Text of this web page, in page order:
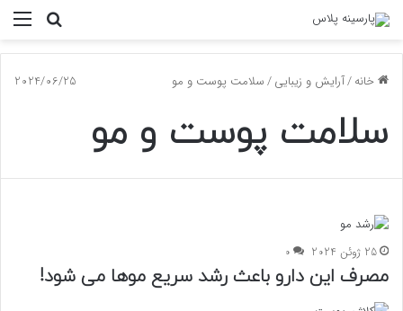
جستجو
خانه/آرایش و زیبایی/سلامت پوست و مو 2024/06/25
سلامت پوست و مو
25 ژوئن 2024 0
مصرف این دارو باعث رشد سریع موها می شود!